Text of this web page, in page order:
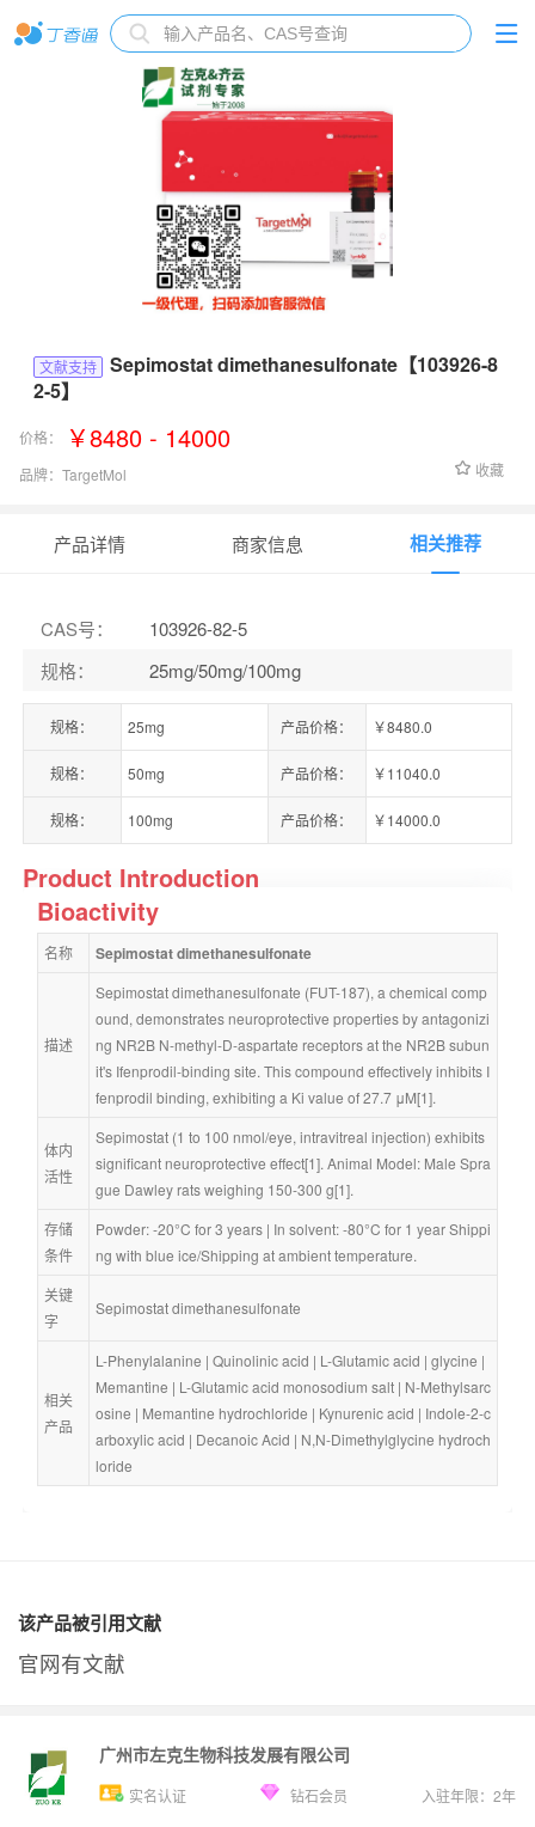
文献支持
Sepimostat dimethanesulfonate【103926-8
2-5】
价格： ￥8480 - 14000
品牌： TargetMol 收藏
产品详情 商家信息 相关推荐
CAS号：
103926-82-5
规格： 25mg/50mg/100mg
规格： 25mg 产品价格： ￥8480.0
规格： 50mg 产品价格： ￥11040.0
规格： 100mg 产品价格： ￥14000.0
Product Introduction
Bioactivity
名称 Sepimostat dimethanesulfonate
描述
Sepimostat dimethanesulfonate (FUT-187), a chemical comp
ound, demonstrates neuroprotective properties by antagonizi
ng NR2B N-methyl-D-aspartate receptors at the NR2B subun
it's Ifenprodil-binding site. This compound effectively inhibits I
fenprodil binding, exhibiting a Ki value of 27.7 μM[1].
体内
活性
Sepimostat (1 to 100 nmol/eye, intravitreal injection) exhibits
significant neuroprotective effect[1]. Animal Model: Male Spra
gue Dawley rats weighing 150-300 g[1].
存储
条件
Powder: -20°C for 3 years | In solvent: -80°C for 1 year Shippi
ng with blue ice/Shipping at ambient temperature.
关键
字
Sepimostat dimethanesulfonate
相关
产品
L-Phenylalanine | Quinolinic acid | L-Glutamic acid | glycine
Memantine | L-Glutamic acid monosodium salt | N-Methylsarc
osine | Memantine hydrochloride | Kynurenic acid | Indole-2-c
arboxylic acid | Decanoic Acid | N,N-Dimethylglycine hydroch
loride
该产品被引用文献
官网有文献
广州市左克生物科技发展有限公司
实名认证 钻石会员 入驻年限： 2年